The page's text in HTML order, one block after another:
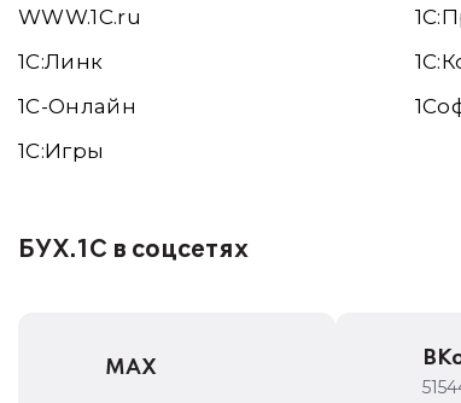
WWW.1С.ru
1С:Линк
1С-Онлайн
1C:Игры
БУХ.1С в соцсетях
MAX